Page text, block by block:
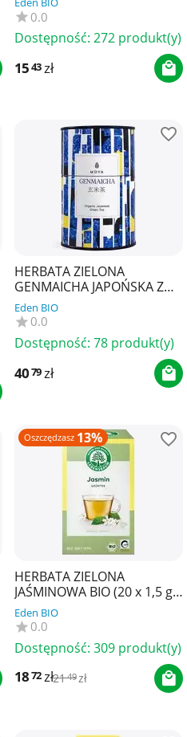
0.0
Dostępność: 272 produkt(y)
1543zł
HERBATA ZIELONA
GENMAICHA JAPOŃSKA Z
PRAŻONYM RYŻEM BIO 60 g
- MOYA MATCHA
Eden BIO
0.0
Dostępność: 78 produkt(y)
4079zł
Oszczędzasz 13%
HERBATA ZIELONA
JAŚMINOWA BIO (20 x 1,5 g)
30 g - LEBENSBAUM
Eden BIO
0.0
Dostępność: 309 produkt(y)
1872 zł2149 zł